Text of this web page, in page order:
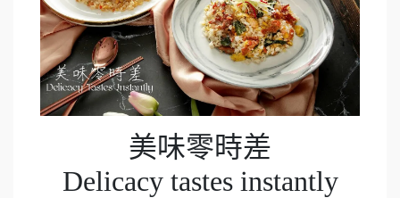
美味零時差
Delicacy tastes instantly